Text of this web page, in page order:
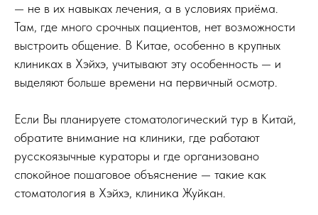
— не в их навыках лечения, а в условиях приёма.
Там, где много срочных пациентов, нет возможности
выстроить общение. В Китае, особенно в крупных
клиниках в Хэйхэ, учитывают эту особенность — и
выделяют больше времени на первичный осмотр.
Если Вы планируете стоматологический тур в Китай,
обратите внимание на клиники, где работают
русскоязычные кураторы и где организовано
спокойное пошаговое объяснение — такие как
стоматология в Хэйхэ, клиника Жуйкан.